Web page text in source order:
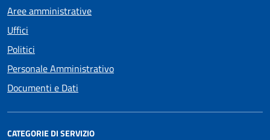
Aree amministrative
Uffici
Politici
Personale Amministrativo
Documenti e Dati
CATEGORIE DI SERVIZIO